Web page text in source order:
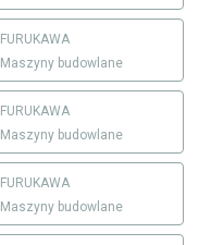
FURUKAWA
Maszyny budowlane
FURUKAWA
Maszyny budowlane
FURUKAWA
Maszyny budowlane